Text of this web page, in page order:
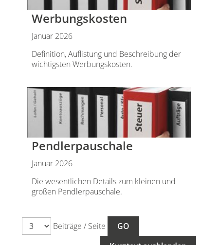
Werbungskosten
Januar 2026
Definition, Auflistung und Beschreibung der
wichtigsten Werbungskosten.
Pendlerpauschale
Januar 2026
Die wesentlichen Details zum kleinen und
großen Pendlerpauschale.
Beiträge / Seite